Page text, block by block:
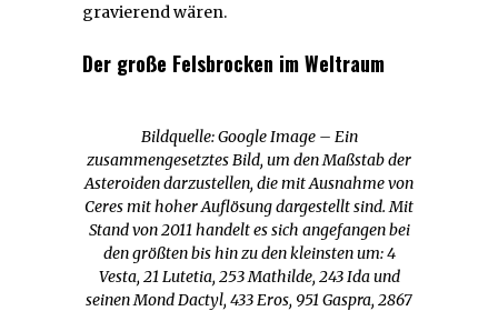
gravierend wären.
Der große Felsbrocken im Weltraum
Bildquelle: Google Image – Ein
zusammengesetztes Bild, um den Maßstab der
Asteroiden darzustellen, die mit Ausnahme von
Ceres mit hoher Auflösung dargestellt sind. Mit
Stand von 2011 handelt es sich angefangen bei
den größten bis hin zu den kleinsten um: 4
Vesta, 21 Lutetia, 253 Mathilde, 243 Ida und
seinen Mond Dactyl, 433 Eros, 951 Gaspra, 2867